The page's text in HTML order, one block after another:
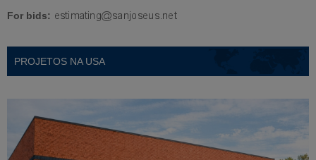
For bids:
PROJETOS NA USA